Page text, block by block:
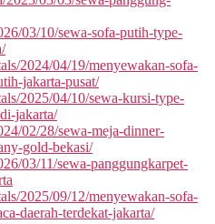
03/10/sewa-sofa-putih-type-
2024/04/19/menyewakan-sofa-
jakarta-pusat/
2025/04/10/sewa-kursi-type-
jakarta/
02/28/sewa-meja-dinner-
gold-bekasi/
03/11/sewa-panggungkarpet-
2025/09/12/menyewakan-sofa-
daerah-terdekat-jakarta/